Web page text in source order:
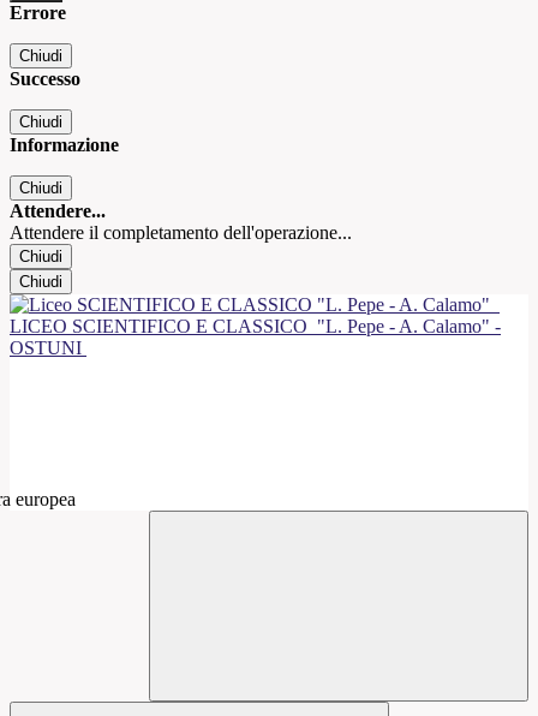
Errore
Chiudi
Successo
Chiudi
Informazione
Chiudi
Attendere...
Attendere il completamento dell'operazione...
Chiudi
Chiudi
LICEO SCIENTIFICO E CLASSICO "L. Pepe - A. Calamo" -
OSTUNI